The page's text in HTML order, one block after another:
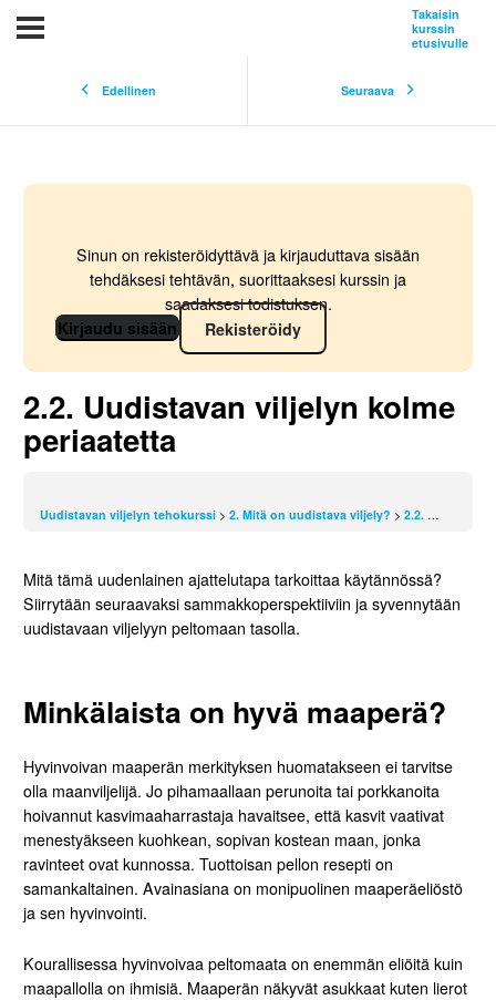
Edellinen Seuraava
Takaisin
kurssin
etusivulle
Sinun on rekisteröidyttävä ja kirjauduttava sisään
tehdäksesi tehtävän, suorittaaksesi kurssin ja
saadaksesi todistuksen.
Kirjaudu sisään
Rekisteröidy
2.2. Uudistavan viljelyn kolme
periaatetta
Uudistavan viljelyn tehokurssi 2. Mitä on uudistava viljely? 2.2. Uudistavan viljelyn kolme periaatetta
Mitä tämä uudenlainen ajattelutapa tarkoittaa käytännössä?
Siirrytään seuraavaksi sammakkoperspektiiviin ja syvennytään
uudistavaan viljelyyn peltomaan tasolla.
Minkälaista on hyvä maaperä?
Hyvinvoivan maaperän merkityksen huomatakseen ei tarvitse
olla maanviljelijä. Jo pihamaallaan perunoita tai porkkanoita
hoivannut kasvimaaharrastaja havaitsee, että kasvit vaativat
menestyäkseen kuohkean, sopivan kostean maan, jonka
ravinteet ovat kunnossa. Tuottoisan pellon resepti on
samankaltainen. Avainasiana on monipuolinen maaperäeliöstö
ja sen hyvinvointi.
Kourallisessa hyvinvoivaa peltomaata on enemmän eliöitä kuin
maapallolla on ihmisiä. Maaperän näkyvät asukkaat kuten lierot